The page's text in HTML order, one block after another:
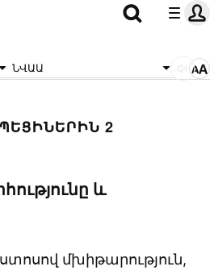
ՆՎԱԱ
2
և
մխիթարություն,